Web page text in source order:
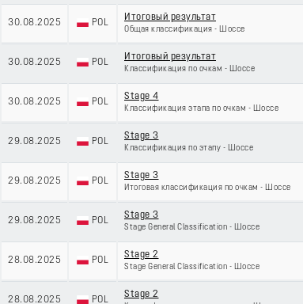
30.08.2025 POL
Итоговый результат
Общая классификация - Шоссе
30.08.2025 POL
Итоговый результат
Классификация по очкам - Шоссе
30.08.2025 POL
Stage 4
Классификация этапа по очкам - Шоссе
29.08.2025 POL
Stage 3
Классификация по этапу - Шоссе
29.08.2025 POL
Stage 3
Итоговая классификация по очкам - Шоссе
29.08.2025 POL
Stage 3
Stage General Classification - Шоссе
28.08.2025 POL
Stage 2
Stage General Classification - Шоссе
28.08.2025 POL
Stage 2